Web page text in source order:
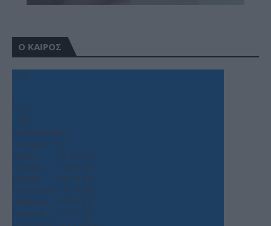
Ο ΚΑΙΡΟΣ
+32
°
C
+32°
+25°
Θεσσαλονίκη
Δευτέρα, 10
Τρίτη
+34°+25°
Τετάρτη
+38°+25°
Πέμπτη
+36°+25°
Παρασκευή+31°+24°
Σάββατο
+30°+22°
Κυριακή
+31°+20°